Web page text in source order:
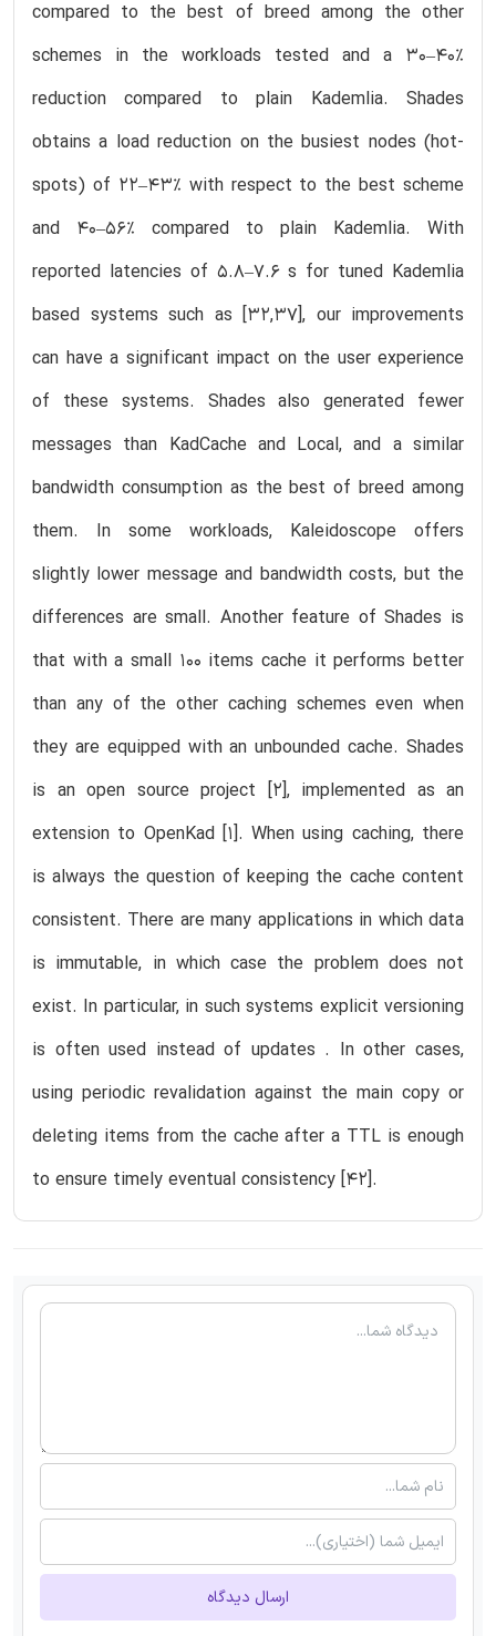
compared to the best of breed among the other
schemes in the workloads tested and a 30–40%
reduction compared to plain Kademlia. Shades
obtains a load reduction on the busiest nodes (hot-
spots) of 22–43% with respect to the best scheme
and 40–56% compared to plain Kademlia. With
reported latencies of 5.8–7.6 s for tuned Kademlia
based systems such as [32,37], our improvements
can have a significant impact on the user experience
of these systems. Shades also generated fewer
messages than KadCache and Local, and a similar
bandwidth consumption as the best of breed among
them. In some workloads, Kaleidoscope offers
slightly lower message and bandwidth costs, but the
differences are small. Another feature of Shades is
that with a small 100 items cache it performs better
than any of the other caching schemes even when
they are equipped with an unbounded cache. Shades
is an open source project [2], implemented as an
extension to OpenKad [1]. When using caching, there
is always the question of keeping the cache content
consistent. There are many applications in which data
is immutable, in which case the problem does not
exist. In particular, in such systems explicit versioning
is often used instead of updates . In other cases,
using periodic revalidation against the main copy or
deleting items from the cache after a TTL is enough
to ensure timely eventual consistency [42].
ارسال دیدگاه